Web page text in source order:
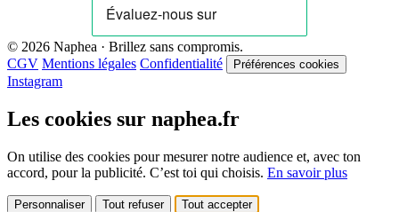
© 2026 Naphea · Brillez sans compromis.
CGV Mentions légales Confidentialité Préférences cookies
Instagram
Les cookies sur naphea.fr
On utilise des cookies pour mesurer notre audience et, avec ton
accord, pour la publicité. C’est toi qui choisis. En savoir plus
Personnaliser Tout refuser Tout accepter